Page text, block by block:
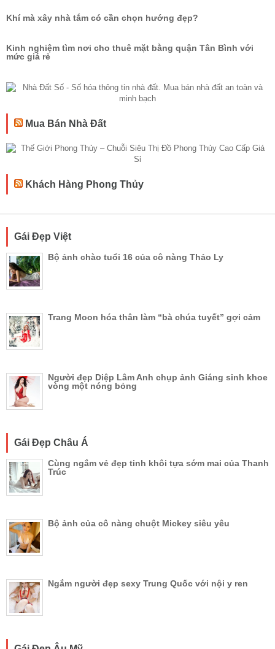
Khí mà xây nhà tắm có cần chọn hướng đẹp?
Kinh nghiệm tìm nơi cho thuê mặt bằng quận Tân Bình với
mức giá rẻ
Mua Bán Nhà Đất
Khách Hàng Phong Thủy
Gái Đẹp Việt
Bộ ảnh chào tuổi 16 của cô nàng Thảo Ly
Trang Moon hóa thân làm “bà chúa tuyết” gợi cảm
Người đẹp Diệp Lâm Anh chụp ảnh Giáng sinh khoe
vòng một nóng bỏng
Gái Đẹp Châu Á
Cùng ngắm vẻ đẹp tinh khôi tựa sớm mai của Thanh
Trúc
Bộ ảnh của cô nàng chuột Mickey siêu yêu
Ngắm người đẹp sexy Trung Quốc với nội y ren